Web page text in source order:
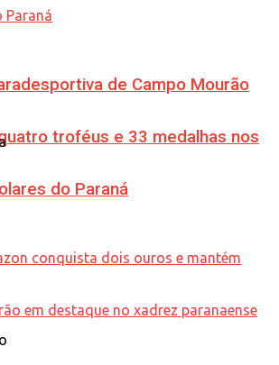
de Campo Mourão
troféus e 33 medalhas nos
do Paraná